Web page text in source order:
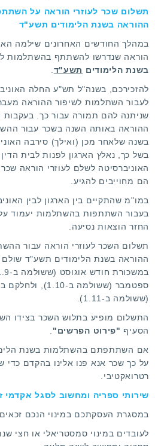
תשלום שכר לעוזרי הוראה על
ההוראה בשנת הלימודים תשע"ד
במהלך החודשים האחרונים שילמה
הוראה שנדרשו להשתתף בהשתלמות
בשנת הלימודים תשע"ד
להזכירכם, בשנה"ל תש"ע החלה
לעבור השתלמות לשיפור ההוראה
שניתנה להם תמורה עבור כך. בעקבות
ההוראה באותה השנה בשכר עבור
בשנה שלאחר מכן (ואילך) סירבה
בשל כך, נאלץ הארגון לפנות לבית
האוניברסיטה לשלם לעוזרי הוראה
הם מחוייבים להגיע.
במו"מ שהתקיים בין הארגון לבין
החזר הוצאות נסיעה.
תשלום השכר לעוזרי הוראה עבור
ההוראה בשנת הלימודים תשע"ד שולם
ספטמבר (ששולמה
(ששולמה ב-1.11).
התשלום מופיע בתלוש השכר בצידו
הסעיף "פירוט הפרשים"
אם השתתפתם בהשתלמות בשנת
על כך שכר אנא פנו אלינו בהקדם כדי
רטרואקטיבי.
שירותי ספריה ומחשוב לסגל אקדמי
במסגרת העסקתכם במינוי הנכם
לעובדים במינוי סמסטריאלי או חצי